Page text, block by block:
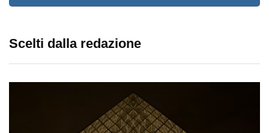
Scelti dalla redazione